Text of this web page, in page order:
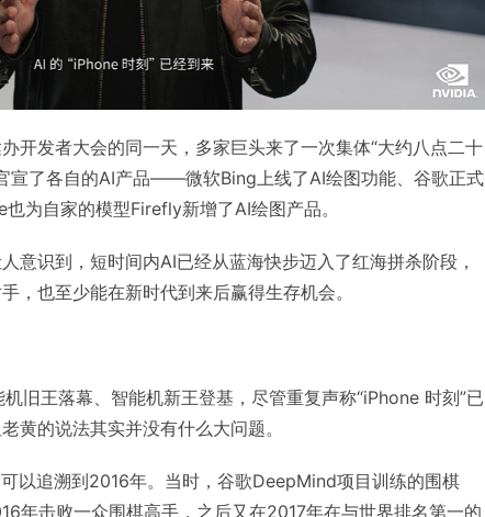
开发者大会的同一天，多家巨头来了一次集体“大约八点二十
宣了各自的AI产品——微软Bing上线了AI绘图功能、谷歌正式
为自家的模型Firefly新增了AI绘图产品。
意识到，短时间内AI已经从蓝海快步迈入了红海拼杀阶段，
，也至少能在新时代到来后赢得生存机会。
旧王落幕、智能机新王登基，尽管重复声称“iPhone 时刻”已
黄的说法其实并没有什么大问题。
以追溯到2016年。当时，谷歌DeepMind项目训练的围棋
年击败一众围棋高手，之后又在2017年在与世界排名第一的